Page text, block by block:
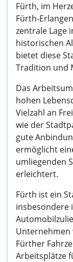
Fürth, im
Fürth-
zentrale Lage
historischen
bietet diese
Tradition und
Das
hohen
Vielzahl an
wie der
gute
ermöglicht
umliegenden
erleichtert.
Fürth ist ein
insbesondere
Unternehmen
Fürther
Arbeitsplätze